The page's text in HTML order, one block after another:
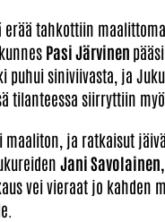
erää tahkottiin
Pasi Järvinen
puhui siniviivasta, ja
tilanteessa siirryttiin
maaliton, ja ratkaisut
Jani Savolainen,
vei vieraat jo kahden